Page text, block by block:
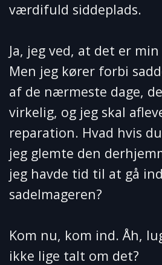
værdifuld siddeplads.
Ja, jeg ved, at det er
Men jeg kører forbi
af de nærmeste dage,
virkelig, og jeg skal
reparation. Hvad hvis
jeg glemte den
jeg havde tid til at gå
sadelmageren?
Kom nu, kom ind. Åh,
ikke lige talt om det?